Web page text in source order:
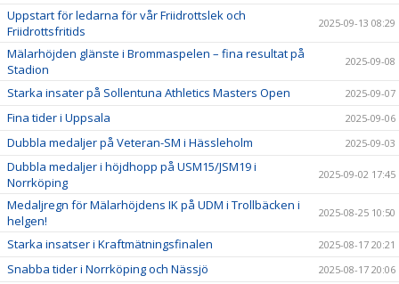
Uppstart för ledarna för vår Friidrottslek och
Friidrottsfritids
2025-09-13 08:29
Mälarhöjden glänste i Brommaspelen – fina resultat på
Stadion
2025-09-08
Starka insater på Sollentuna Athletics Masters Open 2025-09-07
Fina tider i Uppsala 2025-09-06
Dubbla medaljer på Veteran-SM i Hässleholm 2025-09-03
Dubbla medaljer i höjdhopp på USM15/JSM19 i
Norrköping
2025-09-02 17:45
Medaljregn för Mälarhöjdens IK på UDM i Trollbäcken i
helgen!
2025-08-25 10:50
Starka insatser i Kraftmätningsfinalen 2025-08-17 20:21
Snabba tider i Norrköping och Nässjö 2025-08-17 20:06